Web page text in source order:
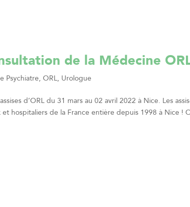
de la Médecine
Psychiatre, ORL, Urologue
d’ORL du 31 mars au 02 avril 2022 à Nice. Les
et hospitaliers de la France entière depuis 1998 à Nice !